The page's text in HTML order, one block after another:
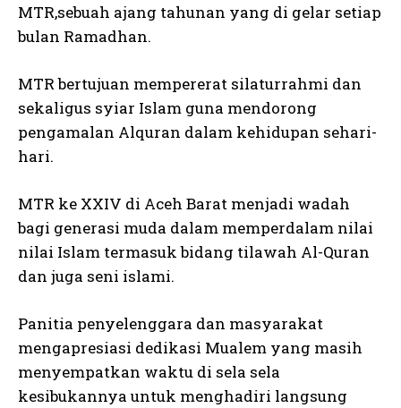
MTR,sebuah ajang tahunan yang di gelar setiap
bulan Ramadhan.
MTR bertujuan mempererat silaturrahmi dan
sekaligus syiar Islam guna mendorong
pengamalan Alquran dalam kehidupan sehari-
hari.
MTR ke XXIV di Aceh Barat menjadi wadah
bagi generasi muda dalam memperdalam nilai
nilai Islam termasuk bidang tilawah Al-Quran
dan juga seni islami.
Panitia penyelenggara dan masyarakat
mengapresiasi dedikasi Mualem yang masih
menyempatkan waktu di sela sela
kesibukannya untuk menghadiri langsung